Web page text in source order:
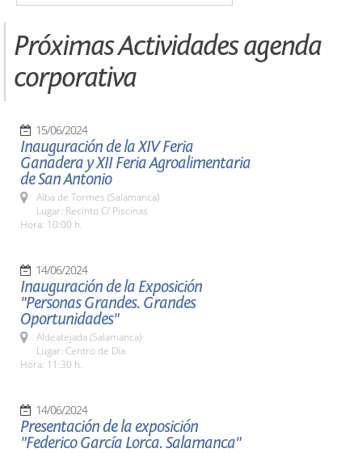
Próximas Actividades agenda
corporativa
15/06/2024
Inauguración de la XIV Feria
Ganadera y XII Feria Agroalimentaria
de San Antonio
Alba de Tormes (Salamanca)
Lugar: Recinto C/ Piscinas
Hora: 10:00 h.
14/06/2024
Inauguración de la Exposición
"Personas Grandes. Grandes
Oportunidades"
Aldeatejada (Salamanca)
Lugar: Centro de Día
Hora: 11:30 h.
14/06/2024
Presentación de la exposición
"Federico García Lorca. Salamanca"